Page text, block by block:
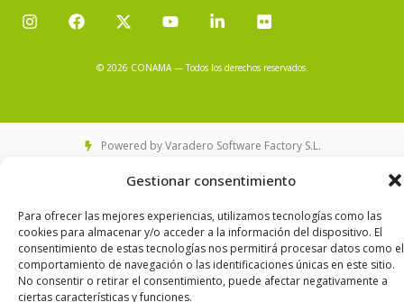
Gestionar consentimiento
Para ofrecer las mejores experiencias, utilizamos tecnologías como las
cookies para almacenar y/o acceder a la información del dispositivo. El
consentimiento de estas tecnologías nos permitirá procesar datos como el
comportamiento de navegación o las identificaciones únicas en este sitio.
No consentir o retirar el consentimiento, puede afectar negativamente a
ciertas características y funciones.
© 2026 CONAMA — Todos los derechos reservados.
Powered by Varadero Software Factory S.L.
Aviso Legal